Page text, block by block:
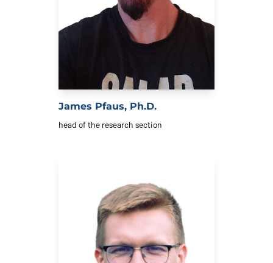
James Pfaus, Ph.D.
head of the research section